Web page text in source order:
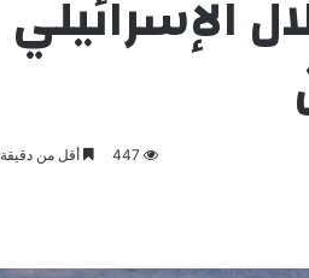
الإسرائيلي
447 أقل من دقيقة